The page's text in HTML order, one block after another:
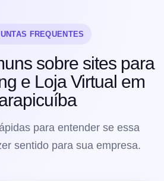
FREQUENTES
sobre sites para
e Loja Virtual em
para entender se essa
sentido para sua empresa.